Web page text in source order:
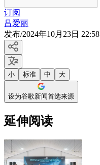
订阅
吕爱丽
发布/2024年10月23日 22:58
小 标准 中 大
设为谷歌新闻首选来源
延伸阅读